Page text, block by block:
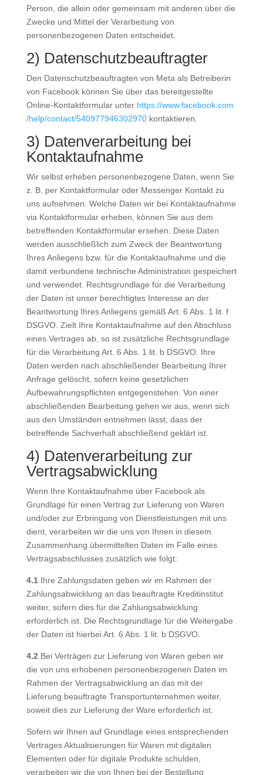
Person, die allein oder gemeinsam mit anderen über die
Zwecke und Mittel der Verarbeitung von
personenbezogenen Daten entscheidet.
2) Datenschutzbeauftragter
Den Datenschutzbeauftragten von Meta als Betreiberin
von Facebook können Sie über das bereitgestellte
Online-Kontaktformular unter https://www.facebook.com
/help/contact/540977946302970 kontaktieren.
3) Datenverarbeitung bei
Kontaktaufnahme
Wir selbst erheben personenbezogene Daten, wenn Sie
z. B. per Kontaktformular oder Messenger Kontakt zu
uns aufnehmen. Welche Daten wir bei Kontaktaufnahme
via Kontaktformular erheben, können Sie aus dem
betreffenden Kontaktformular ersehen. Diese Daten
werden ausschließlich zum Zweck der Beantwortung
Ihres Anliegens bzw. für die Kontaktaufnahme und die
damit verbundene technische Administration gespeichert
und verwendet. Rechtsgrundlage für die Verarbeitung
der Daten ist unser berechtigtes Interesse an der
Beantwortung Ihres Anliegens gemäß Art. 6 Abs. 1 lit. f
DSGVO. Zielt Ihre Kontaktaufnahme auf den Abschluss
eines Vertrages ab, so ist zusätzliche Rechtsgrundlage
für die Verarbeitung Art. 6 Abs. 1 lit. b DSGVO. Ihre
Daten werden nach abschließender Bearbeitung Ihrer
Anfrage gelöscht, sofern keine gesetzlichen
Aufbewahrungspflichten entgegenstehen. Von einer
abschließenden Bearbeitung gehen wir aus, wenn sich
aus den Umständen entnehmen lässt, dass der
betreffende Sachverhalt abschließend geklärt ist.
4) Datenverarbeitung zur
Vertragsabwicklung
Wenn Ihre Kontaktaufnahme über Facebook als
Grundlage für einen Vertrag zur Lieferung von Waren
und/oder zur Erbringung von Dienstleistungen mit uns
dient, verarbeiten wir die uns von Ihnen in diesem
Zusammenhang übermittelten Daten im Falle eines
Vertragsabschlusses zusätzlich wie folgt:
4.1Ihre Zahlungsdaten geben wir im Rahmen der
Zahlungsabwicklung an das beauftragte Kreditinstitut
weiter, sofern dies für die Zahlungsabwicklung
erforderlich ist. Die Rechtsgrundlage für die Weitergabe
der Daten ist hierbei Art. 6 Abs. 1 lit. b DSGVO.
4.2 Bei Verträgen zur Lieferung von Waren geben wir
die von uns erhobenen personenbezogenen Daten im
Rahmen der Vertragsabwicklung an das mit der
Lieferung beauftragte Transportunternehmen weiter,
soweit dies zur Lieferung der Ware erforderlich ist.
Sofern wir Ihnen auf Grundlage eines entsprechenden
Vertrages Aktualisierungen für Waren mit digitalen
Elementen oder für digitale Produkte schulden,
verarbeiten wir die von Ihnen bei der Bestellung